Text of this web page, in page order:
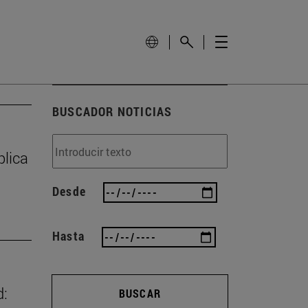
BUSCADOR NOTICIAS
Desde
Hasta
BUSCAR